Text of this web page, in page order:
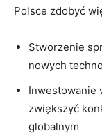
Polsce zdobyć
Stworzenie
nowych
Inwestowanie
zwiększyć
⁤globalnym